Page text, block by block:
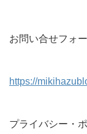
お問い合せフォ
https://
プライバシー・